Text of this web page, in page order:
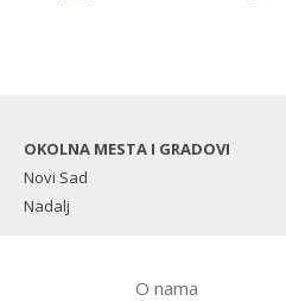
OKOLNA MESTA I GRADOVI
Novi Sad
Nadalj
O nama